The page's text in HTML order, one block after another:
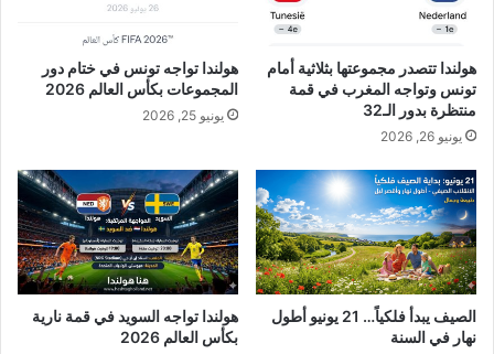
هولندا تتصدر مجموعتها بثلاثية أمام
تونس وتواجه المغرب في قمة
منتظرة بدور الـ32
يونيو 26, 2026
هولندا تواجه تونس في ختام دور
المجموعات بكأس العالم 2026
يونيو 25, 2026
الصيف يبدأ فلكياً… 21 يونيو أطول
نهار في السنة
هولندا تواجه السويد في قمة نارية
بكأس العالم 2026